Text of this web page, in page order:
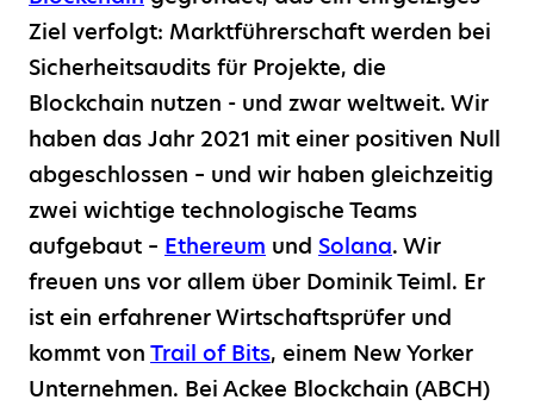
Ziel verfolgt: Marktführerschaft werden bei
Sicherheitsaudits für Projekte, die
Blockchain nutzen - und zwar weltweit. Wir
haben das Jahr 2021 mit einer positiven Null
abgeschlossen – und wir haben gleichzeitig
zwei wichtige technologische Teams
aufgebaut – Ethereum und Solana. Wir
freuen uns vor allem über Dominik Teiml. Er
ist ein erfahrener Wirtschaftsprüfer und
kommt von Trail of Bits, einem New Yorker
Unternehmen. Bei Ackee Blockchain (ABCH)